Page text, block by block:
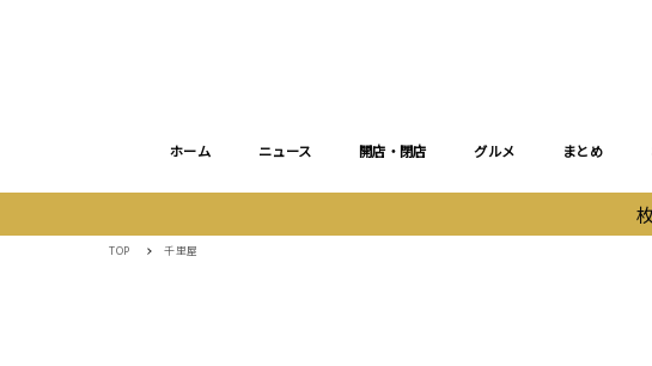
ホーム ニュース 開店・閉店 グルメ まとめ
TOP 千里屋